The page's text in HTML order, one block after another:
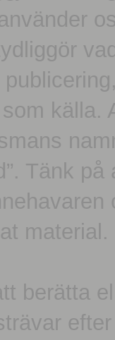
källa.
Tänk
material.
berätta